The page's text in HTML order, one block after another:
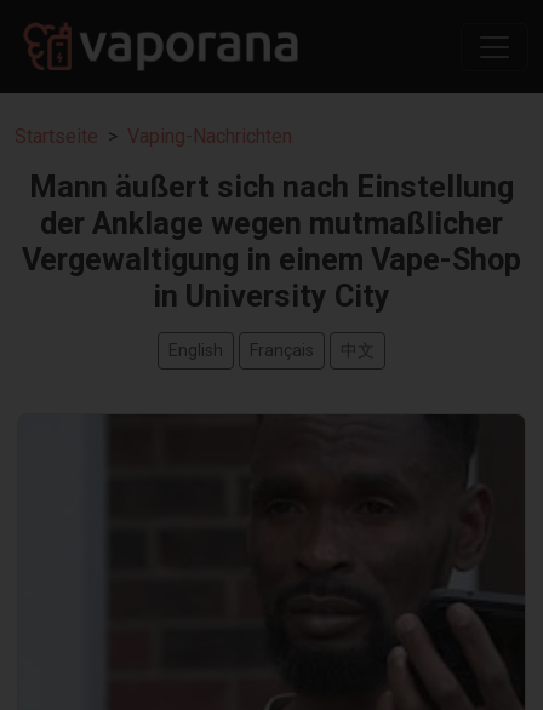
Startseite Vaping-Nachrichten
Mann äußert sich nach Einstellung
der Anklage wegen mutmaßlicher
Vergewaltigung in einem Vape-Shop
in University City
English Français 中文